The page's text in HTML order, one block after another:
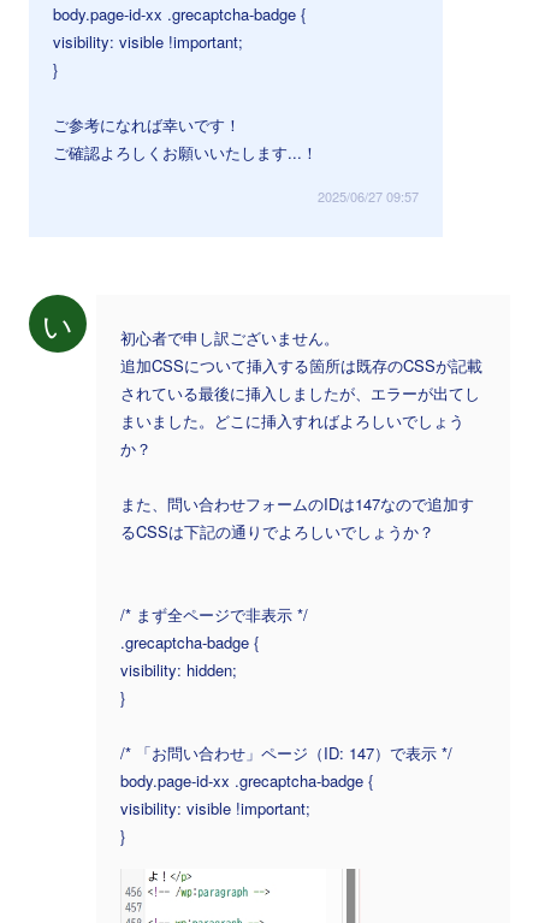
body.page-id-xx .grecaptcha-badge {
visibility: visible !important;
}
ご参考になれば幸いです！
ご確認よろしくお願いいたします...！
2025/06/27 09:57
い
初心者で申し訳ございません。
追加CSSについて挿入する箇所は既存のCSSが記載
されている最後に挿入しましたが、エラーが出てし
まいました。どこに挿入すればよろしいでしょう
か？
また、問い合わせフォームのIDは147なので追加す
るCSSは下記の通りでよろしいでしょうか？
/* まず全ページで非表示 */
.grecaptcha-badge {
visibility: hidden;
}
/* 「お問い合わせ」ページ（ID: 147）で表示 */
body.page-id-xx .grecaptcha-badge {
visibility: visible !important;
}